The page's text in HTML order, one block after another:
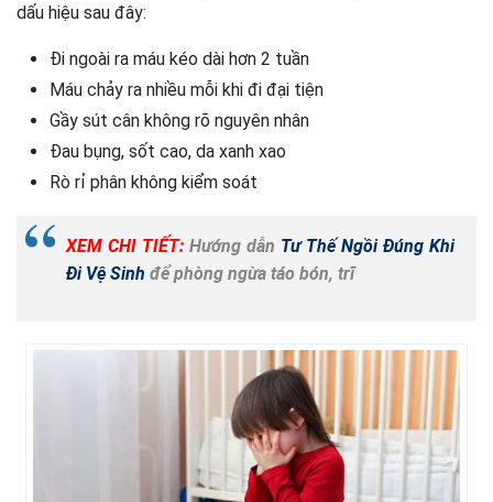
dấu hiệu sau đây:
Đi ngoài ra máu kéo dài hơn 2 tuần
Máu chảy ra nhiều mỗi khi đi đại tiện
Gầy sút cân không rõ nguyên nhân
Đau bụng, sốt cao, da xanh xao
Rò rỉ phân không kiểm soát
XEM CHI TIẾT: Hướng dẫn Tư Thế Ngồi Đúng Khi
Đi Vệ Sinh để phòng ngừa táo bón, trĩ